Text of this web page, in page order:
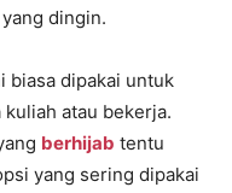
dingin.
biasa dipakai untuk
atau bekerja.
berhijab tentu
yang sering dipakai